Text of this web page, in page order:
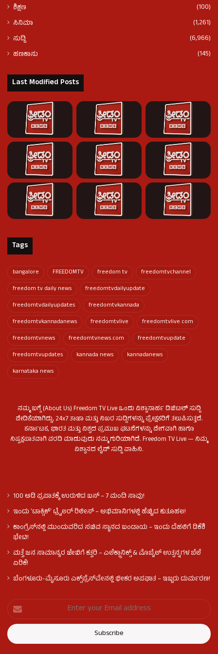
ಶಿಕ್ಷಣ
(100)
ಸಿನಿಮಾ
(1,261)
ಸುದ್ದಿ
(6,966)
ಹಣಕಾಸು
(145)
Last Modified Posts
Tags
bangalore FREEDOMTV freedom tv
freedomtvchannel
freedom tv daily news
freedomtvdailyupdate
freedomtvdailyupdates
freedomtvkannada
freedomtvkannadanews
freedomtvlive
freedomtvlive.com
freedomtvnews
freedomtvnews.com
freedomtvupdate
freedomtvupdates
kannada news
kannadanews
karnataka news
ನಮ್ಮ ಬಗ್ಗೆ (About Us) Freedom TV Live ಒಂದು ವಿಶ್ವಾಸಾರ್ಹ ಡಿಜಿಟಲ್ ಸುದ್ದಿ
ವೇದಿಕೆಯಾಗಿದ್ದು, 24x7 ತಾಜಾ ಮತ್ತು ನಿಖರ ಸುದ್ದಿಗಳನ್ನು ಪ್ರೇಕ್ಷಕರಿಗೆ ತಲುಪಿಸುತ್ತದೆ.
ಕರ್ನಾಟಕ, ಭಾರತ ಮತ್ತು ವಿಶ್ವದ ಪ್ರಮುಖ ಘಟನೆಗಳನ್ನು ವೇಗವಾಗಿ ಹಾಗೂ
ನಿಷ್ಪಕ್ಷಪಾತವಾಗಿ ವರದಿ ಮಾಡುವುದು ನಮ್ಮ ಗುರಿಯಾಗಿದೆ. Freedom TV Live — ನಿಮ್ಮ
ವಿಶ್ವಾಸದ ಲೈವ್ ಸುದ್ದಿ ವಾಹಿನಿ.
100 ಅಡಿ ಪ್ರಪಾತಕ್ಕೆ ಉರುಳಿದ ಬಸ್‌ – 7 ಮಂದಿ ಸಾವು!
ಇಂದು ʻಟಾಕ್ಸಿಕ್ʼ ಟ್ರೈಲರ್ ರಿಲೀಸ್‌ – ಅಭಿಮಾನಿಗಳಲ್ಲಿ ಹೆಚ್ಚಿದ ಕುತೂಹಲ!
ಕಾಂಗ್ರೆಸ್​ನಲ್ಲಿ ಮುಂದುವರಿದ ಸಚಿವ ಸ್ಥಾನದ ಬಂಡಾಯ – ಇಂದು ದೆಹಲಿಗೆ ಡಿಕೆಶಿ
ಭೇಟಿ!
ಮತ್ತೆ ಜನ ಸಾಮಾನ್ಯರ ಜೇಬಿಗೆ ಕತ್ತರಿ – ಎಲೆಕ್ಟ್ರಾನಿಕ್ಸ್ & ಮೊಬೈಲ್ ಉತ್ಪನ್ನಗಳ ಬೆಲೆ
ಏರಿಕೆ!
ಬೆಂಗಳೂರು-ಮೈಸೂರು ಎಕ್ಸ್‌ಪ್ರೆಸ್‌ವೇನಲ್ಲಿ ಭೀಕರ ಅಪಘಾತ – ಇಬ್ಬರು ದುರ್ಮರಣ!